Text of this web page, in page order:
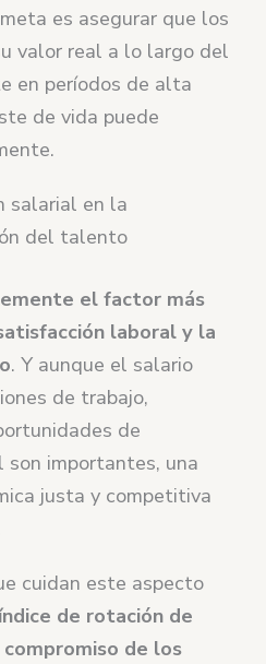
es asegurar que los
valor real a lo largo del
en períodos de alta
de vida puede
salarial en la
del talento
el factor más
laboral y la
. Y aunque el salario
de trabajo,
de
importantes, una
justa y competitiva
cuidan este aspecto
de rotación de
de los